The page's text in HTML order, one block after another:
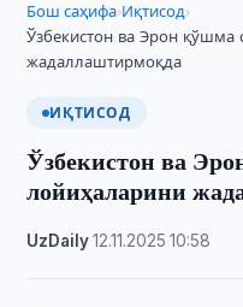
Бош саҳифа›Иқтисод›
Ўзбекистон ва Эрон қўшма
жадаллаштирмоқда
ИҚТИСОД
Ўзбекистон ва
лойиҳаларини
UzDaily·12.11.2025 ·10:58